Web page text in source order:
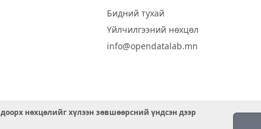
Бидний тухай
Үйлчилгээний нөхцөл
info@opendatalab.mn
нөхцөлийг хүлээн зөвшөөрсний үндсэн дээр